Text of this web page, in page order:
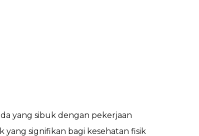
yang sibuk dengan pekerjaan
signifikan bagi kesehatan fisik